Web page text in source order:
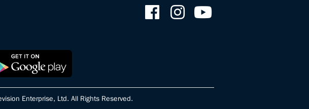
Enterprise, Ltd. All Rights Reserved.